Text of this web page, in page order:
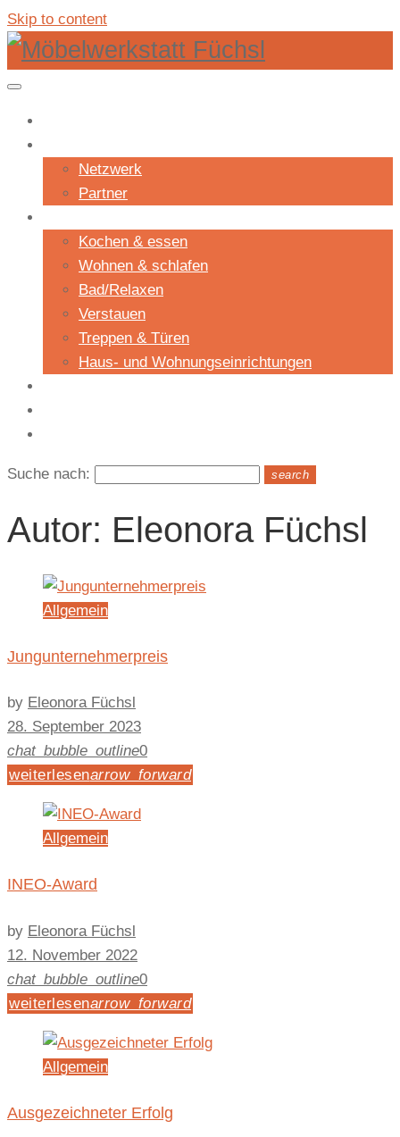
Skip to content
Netzwerk
Partner
Kochen & essen
Wohnen & schlafen
Bad/Relaxen
Verstauen
Treppen & Türen
Haus- und Wohnungseinrichtungen
Suche nach: search
Autor: Eleonora Füchsl
Allgemein
Jungunternehmerpreis
by Eleonora Füchsl
28. September 2023
chat_bubble_outline0
weiterlesenarrow_forward
Allgemein
INEO-Award
by Eleonora Füchsl
12. November 2022
chat_bubble_outline0
weiterlesenarrow_forward
Allgemein
Ausgezeichneter Erfolg